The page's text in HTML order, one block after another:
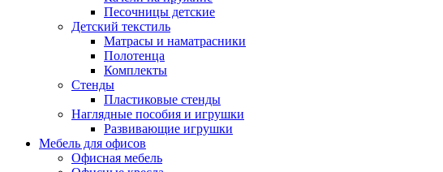
Песочницы детские
Детский текстиль
Матрасы и наматрасники
Полотенца
Комплекты
Стенды
Пластиковые стенды
Наглядные пособия и игрушки
Развивающие игрушки
Мебель для офисов
Офисная мебель